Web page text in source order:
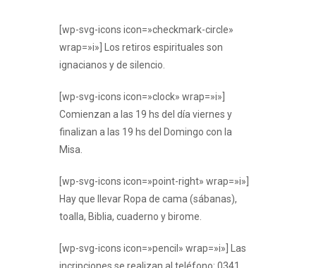
[wp-svg-icons icon=»checkmark-circle»
wrap=»i»] Los retiros espirituales son
ignacianos y de silencio.
[wp-svg-icons icon=»clock» wrap=»i»]
Comienzan a las 19 hs del día viernes y
finalizan a las 19 hs del Domingo con la
Misa.
[wp-svg-icons icon=»point-right» wrap=»i»]
Hay que llevar Ropa de cama (sábanas),
toalla, Biblia, cuaderno y birome.
[wp-svg-icons icon=»pencil» wrap=»i»] Las